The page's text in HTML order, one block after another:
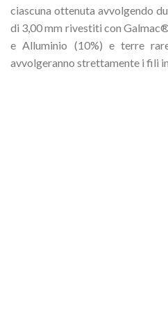
ciascuna ottenuta avvolgendo
di 3,00 mm rivestiti con
e Alluminio (10%) e terre
avvolgeranno strettamente i fili